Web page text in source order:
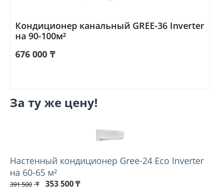
Кондиционер канальный GREE-36 Inverter
на 90-100м²
676 000 ₸
За ту же цену!
Настенный кондиционер Gree-24 Eco Inverter
на 60-65 м²
391 500 ₸ 353 500₸